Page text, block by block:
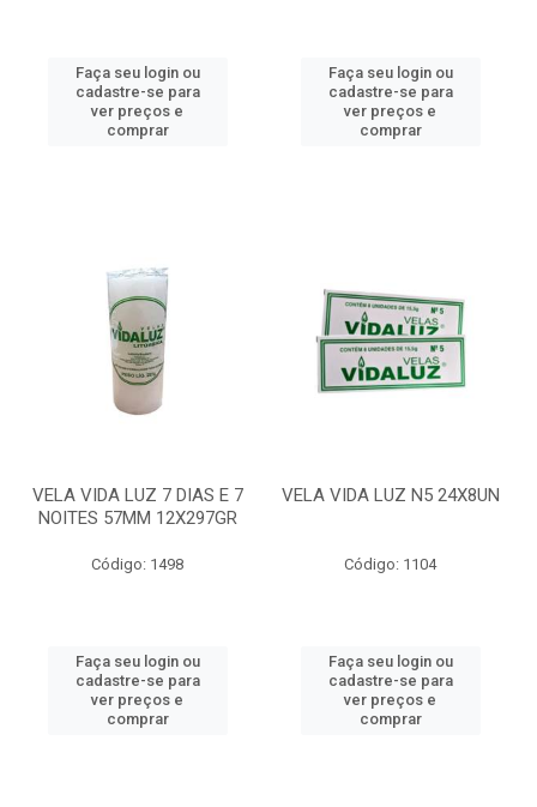
Faça seu login ou
cadastre-se para
ver preços e
comprar
Faça seu login ou
cadastre-se para
ver preços e
comprar
VELA VIDA LUZ 7 DIAS E 7
NOITES 57MM 12X297GR
Código: 1498
Faça seu login ou
cadastre-se para
ver preços e
comprar
VELA VIDA LUZ N5 24X8UN
Código: 1104
Faça seu login ou
cadastre-se para
ver preços e
comprar